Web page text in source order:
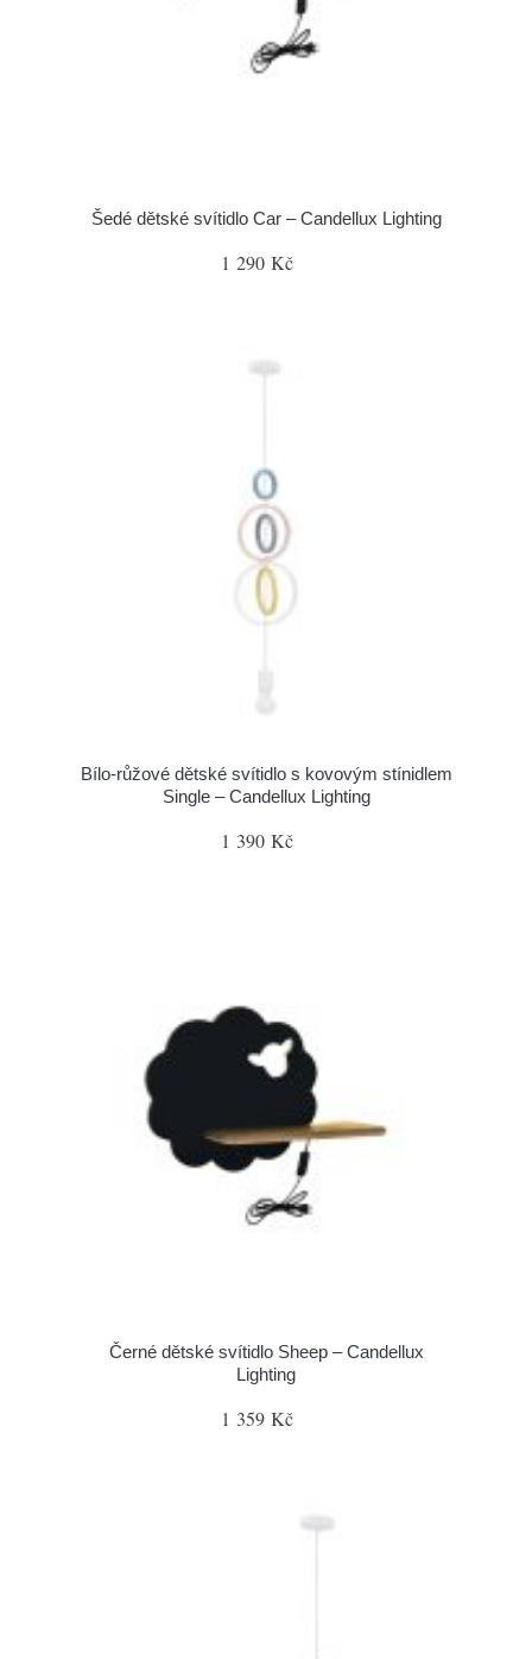
Šedé dětské svítidlo Car – Candellux Lighting
1 290 Kč
Bílo-růžové dětské svítidlo s kovovým stínidlem
Single – Candellux Lighting
1 390 Kč
Černé dětské svítidlo Sheep – Candellux
Lighting
1 359 Kč